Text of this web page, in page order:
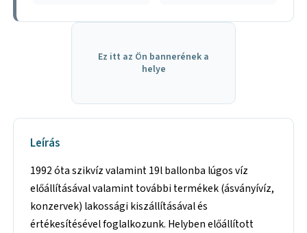
Ez itt az Ön bannerének a
helye
Leírás
1992 óta szikvíz valamint 19l ballonba lúgos víz
előállításával valamint további termékek (ásványívíz,
konzervek) lakossági kiszállításával és
értékesítésével foglalkozunk. Helyben előállított